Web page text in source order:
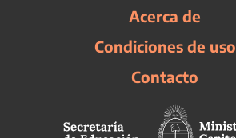
Acerca de
Condiciones de uso
Contacto